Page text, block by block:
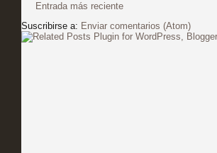
Entrada más reciente
Suscribirse a: Enviar comentarios (Atom)